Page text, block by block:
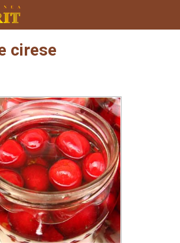
cirese